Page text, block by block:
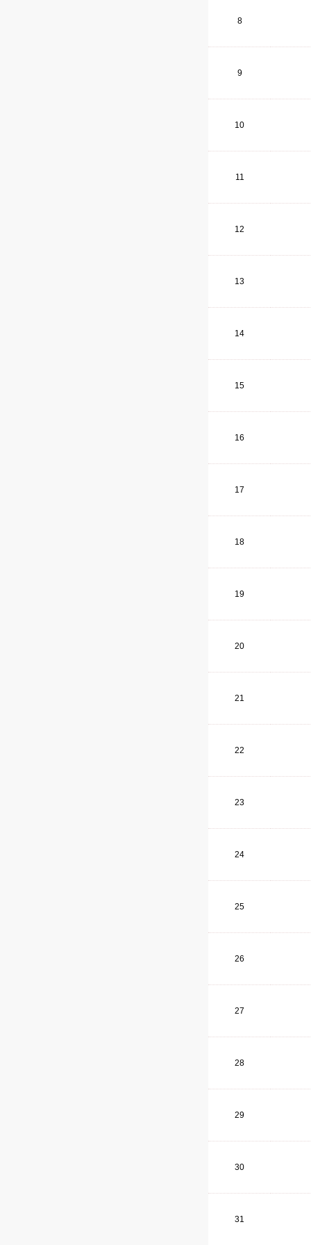
8
9
10
11
12
13
14
15
16
17
18
19
20
21
22
23
24
25
26
27
28
29
30
31